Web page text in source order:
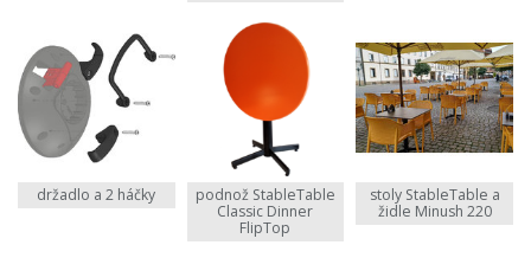
držadlo a 2 háčky
podnož StableTable
Classic Dinner
FlipTop
stoly StableTable a
židle Minush 220